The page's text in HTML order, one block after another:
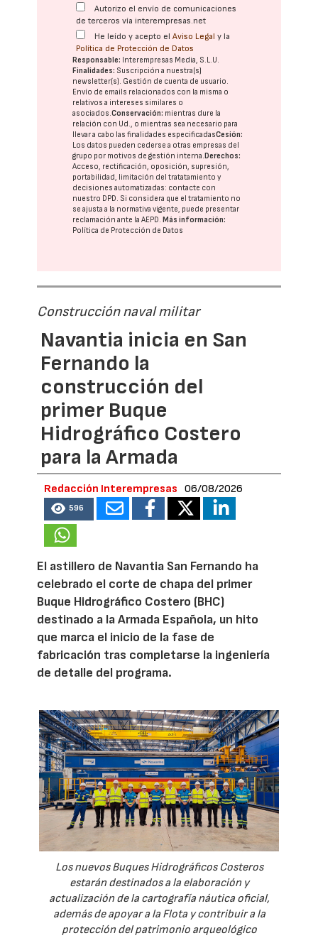
Autorizo el envío de comunicaciones
de terceros vía interempresas.net
He leído y acepto elAviso Legal y la
Política de Protección de Datos
Responsable: Interempresas Media, S.L.U.
Finalidades: Suscripción a nuestra(s)
newsletter(s). Gestión de cuenta de usuario.
Envío de emails relacionados con la misma o
relativos a intereses similares o
asociados.Conservación: mientras dure la
relación con Ud., o mientras sea necesario para
llevar a cabo las finalidades especificadasCesión:
Los datos pueden cederse a otras empresas del
grupo por motivos de gestión interna.Derechos:
Acceso, rectificación, oposición, supresión,
portabilidad, limitación del tratatamiento y
decisiones automatizadas: contacte con
nuestro DPD. Si considera que el tratamiento no
se ajusta a la normativa vigente, puede presentar
reclamación ante laAEPD.Más información:
Política de Protección de Datos
Construcción naval militar
Navantia inicia en San
Fernando la
construcción del
primer Buque
Hidrográfico Costero
para la Armada
Redacción Interempresas 06/08/2026
596
El astillero de Navantia San Fernando ha
celebrado el corte de chapa del primer
Buque Hidrográfico Costero (BHC)
destinado a la Armada Española, un hito
que marca el inicio de la fase de
fabricación tras completarse la ingeniería
de detalle del programa.
Los nuevos Buques Hidrográficos Costeros
estarán destinados a la elaboración y
actualización de la cartografía náutica oficial,
además de apoyar a la Flota y contribuir a la
protección del patrimonio arqueológico